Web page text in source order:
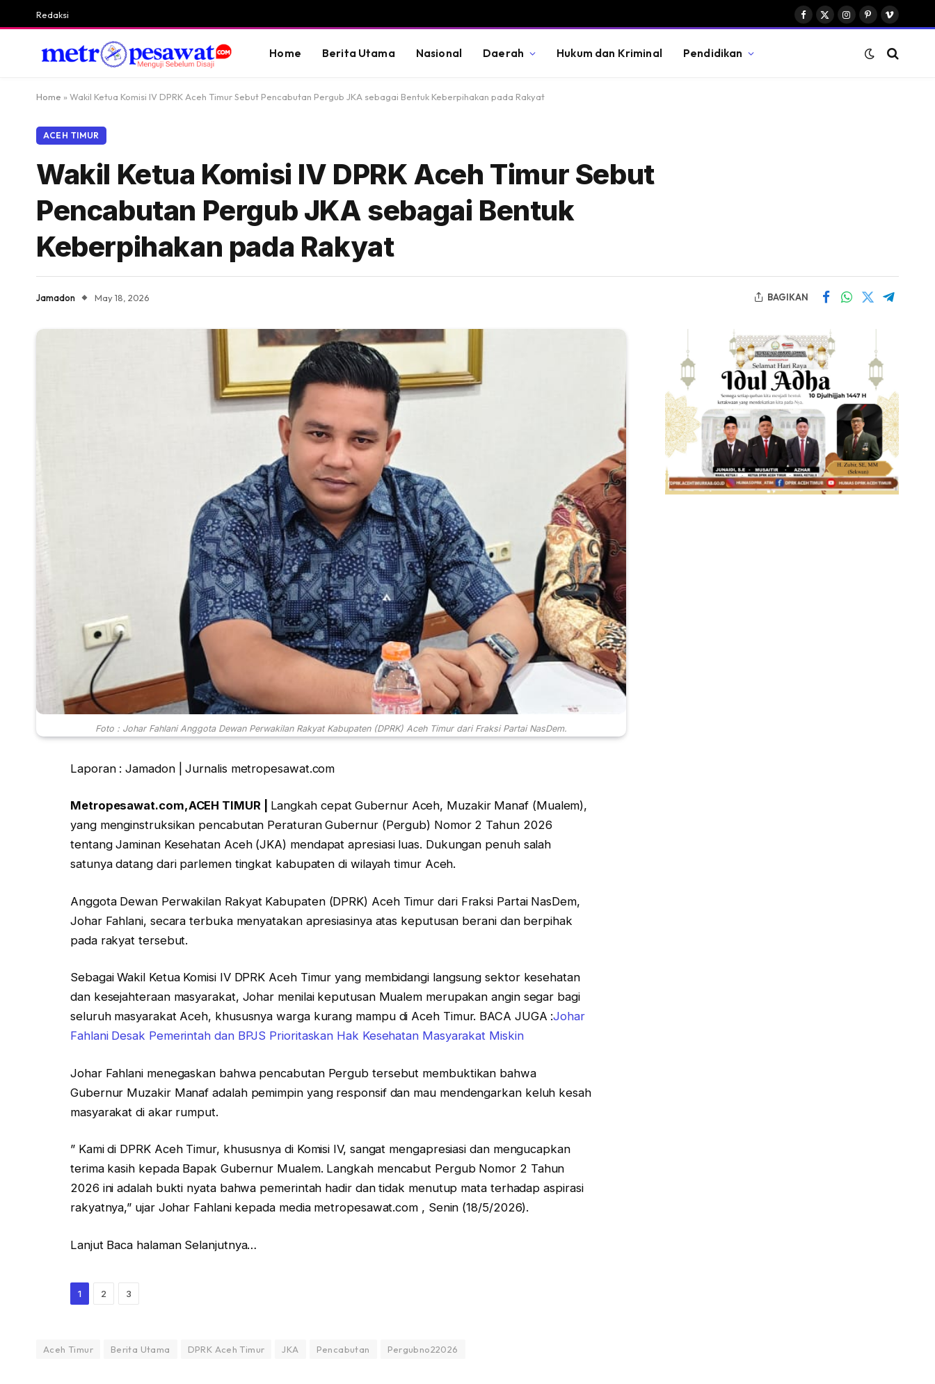
Redaksi
Facebook
X
Instagram
PinterestVimeo
Home Berita Utama Nasional Daerah Hukum dan Kriminal Pendidikan
Home » Wakil Ketua Komisi IV DPRK Aceh Timur Sebut Pencabutan Pergub JKA sebagai Bentuk Keberpihakan pada Rakyat
ACEH TIMUR
Wakil Ketua Komisi IV DPRK Aceh Timur Sebut
Pencabutan Pergub JKA sebagai Bentuk
Keberpihakan pada Rakyat
Jamadon May 18, 2026 BAGIKAN
Foto : Johar Fahlani Anggota Dewan Perwakilan Rakyat Kabupaten (DPRK) Aceh Timur dari Fraksi Partai NasDem.
Laporan : Jamadon | Jurnalis metropesawat.com
Metropesawat.com,ACEH TIMUR | Langkah cepat Gubernur Aceh, Muzakir Manaf (Mualem),
yang menginstruksikan pencabutan Peraturan Gubernur (Pergub) Nomor 2 Tahun 2026
tentang Jaminan Kesehatan Aceh (JKA) mendapat apresiasi luas. Dukungan penuh salah
satunya datang dari parlemen tingkat kabupaten di wilayah timur Aceh.
Anggota Dewan Perwakilan Rakyat Kabupaten (DPRK) Aceh Timur dari Fraksi Partai NasDem,
Johar Fahlani, secara terbuka menyatakan apresiasinya atas keputusan berani dan berpihak
pada rakyat tersebut.
Sebagai Wakil Ketua Komisi IV DPRK Aceh Timur yang membidangi langsung sektor kesehatan
dan kesejahteraan masyarakat, Johar menilai keputusan Mualem merupakan angin segar bagi
seluruh masyarakat Aceh, khususnya warga kurang mampu di Aceh Timur. BACA JUGA :Johar
Fahlani Desak Pemerintah dan BPJS Prioritaskan Hak Kesehatan Masyarakat Miskin
Johar Fahlani menegaskan bahwa pencabutan Pergub tersebut membuktikan bahwa
Gubernur Muzakir Manaf adalah pemimpin yang responsif dan mau mendengarkan keluh kesah
masyarakat di akar rumput.
” Kami di DPRK Aceh Timur, khususnya di Komisi IV, sangat mengapresiasi dan mengucapkan
terima kasih kepada Bapak Gubernur Mualem. Langkah mencabut Pergub Nomor 2 Tahun
2026 ini adalah bukti nyata bahwa pemerintah hadir dan tidak menutup mata terhadap aspirasi
rakyatnya,” ujar Johar Fahlani kepada media metropesawat.com , Senin (18/5/2026).
Lanjut Baca halaman Selanjutnya…
1 2 3
Aceh Timur Berita Utama DPRK Aceh Timur JKA Pencabutan Pergubno22026